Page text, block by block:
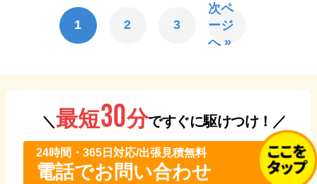
1 2 3
次ペ
ージ
へ »
＼最短30分ですぐに駆けつけ！／
24時間・365⽇対応/出張見積無料
電話でお問い合わせ